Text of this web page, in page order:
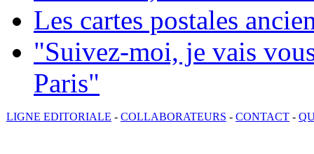
Les cartes postales
"Suivez-moi, je vais
Paris"
LIGNE EDITORIALE - COLLABORATEURS - CONTACT -